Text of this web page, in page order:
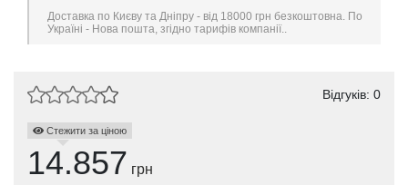
Доставка по Києву та Дніпру - від 18000 грн безкоштовна. По
Україні - Нова пошта, згідно тарифів компанії..
Відгуків: 0
Стежити за ціною
14.857 грн